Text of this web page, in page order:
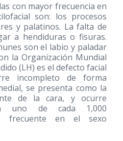
con mayor frecuencia en
son: los procesos
y palatinos. La falta de
a hendiduras o fisuras.
son el labio y paladar
la Organización Mundial
(LH) es el defecto facial
incompleto de forma
se presenta como la
de la cara, y ocurre
uno de cada 1,000
frecuente en el sexo